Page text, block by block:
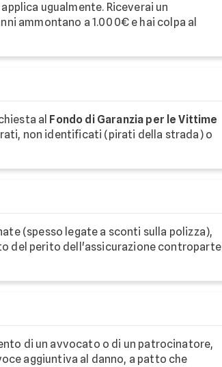
ugualmente. Riceverai un
ammontano a 1.000€ e hai colpa al
al Fondo di Garanzia per le Vittime
non identificati (pirati della strada) o
(spesso legate a sconti sulla polizza),
del perito dell'assicurazione controparte
di un avvocato o di un patrocinatore,
aggiuntiva al danno, a patto che